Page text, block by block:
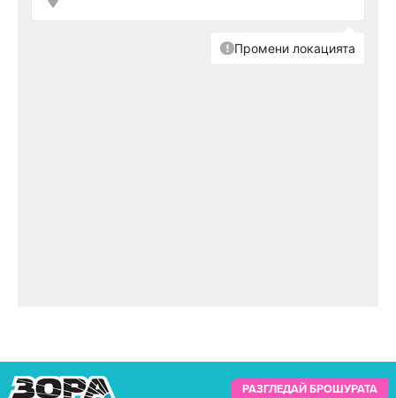
РАЗГЛЕДАЙ БРОШУРАТА